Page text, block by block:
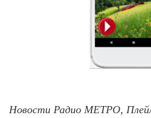
Новости Радио МЕТРО,